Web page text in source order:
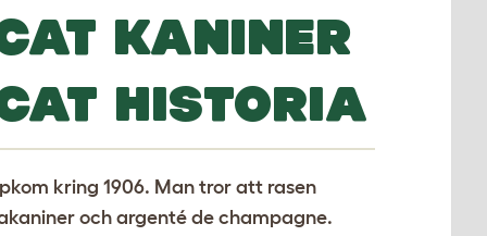
KANINER
HISTORIA
kring 1906. Man tror att rasen
och argenté de champagne.